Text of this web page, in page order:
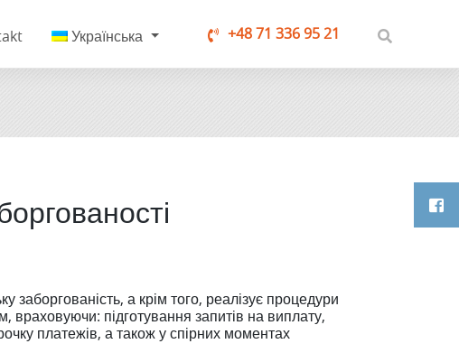
Українська +48 71 336 95 21
заборгованість, а крім того, реалізує процедури
враховуючи: підготування запитів на виплату,
платежів, а також у спірних моментах